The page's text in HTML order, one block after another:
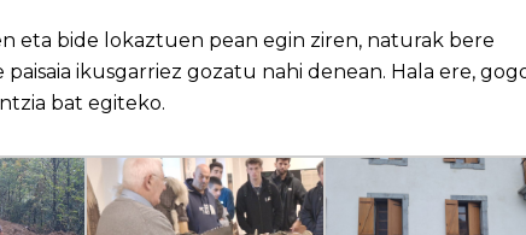
eta bide lokaztuen pean egin ziren, naturak bere
ikusgarriez gozatu nahi denean. Hala ere,
bat egiteko.